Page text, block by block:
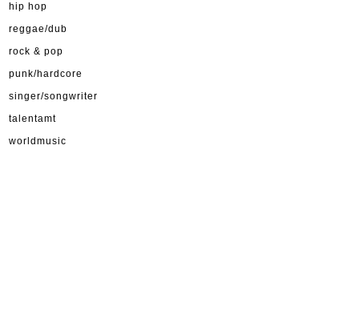
hip hop
reggae/dub
rock & pop
punk/hardcore
singer/songwriter
talentamt
worldmusic